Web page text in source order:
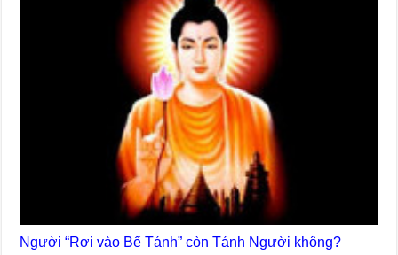
Người “Rơi vào Bể Tánh” còn Tánh Người không?